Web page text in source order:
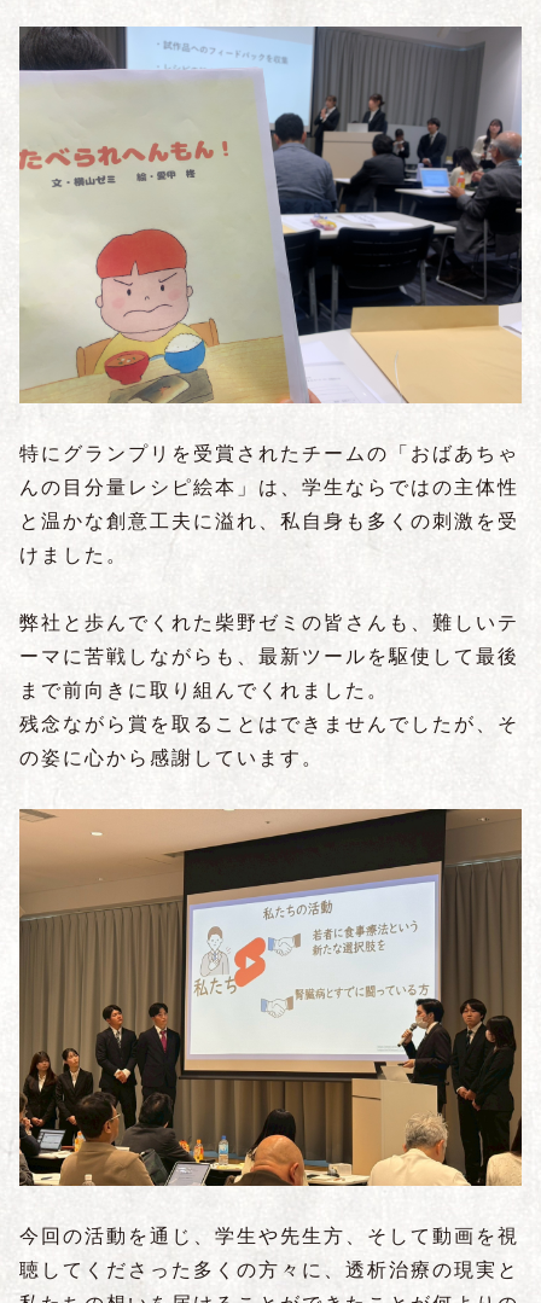
特にグランプリを受賞されたチームの「おばあちゃ
んの目分量レシピ絵本」は、学生ならではの主体性
と温かな創意工夫に溢れ、私自身も多くの刺激を受
けました。
弊社と歩んでくれた柴野ゼミの皆さんも、難しいテ
ーマに苦戦しながらも、最新ツールを駆使して最後
まで前向きに取り組んでくれました。
残念ながら賞を取ることはできませんでしたが、そ
の姿に心から感謝しています。
今回の活動を通じ、学生や先生方、そして動画を視
聴してくださった多くの方々に、透析治療の現実と